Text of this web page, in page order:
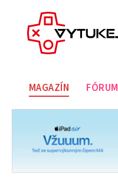
MAGAZÍN FÓRUM